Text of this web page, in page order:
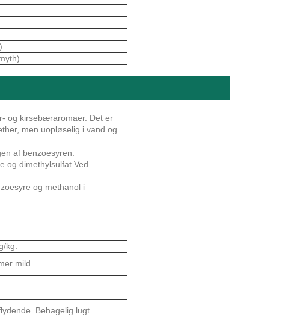
og kirsebæraromaer. Det er
men uopløselig i vand og
af ​​benzoesyren.
og dimethylsulfat Ved
og methanol i
kg.
mild.
Behagelig lugt.